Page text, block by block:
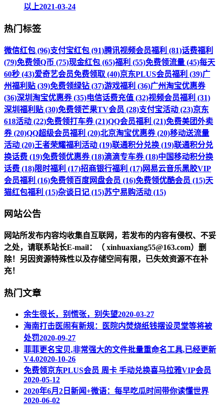
以上2021-03-24
热门标签
微信红包 (96)支付宝红包 (91)腾讯视频会员福利 (81)话费福利
(79)免费领Q币 (75)现金红包 (65)福利 (55)免费领流量 (45)每天
60秒 (43)爱奇艺会员免费领取 (40)京东PLUS会员福利 (39)广
州福利贴 (39)免费领绿钻 (37)游戏福利 (36)广州淘宝优惠券
(36)深圳淘宝优惠券 (35)电信话费充值 (32)视频会员福利 (31)
深圳福利贴 (30)免费领芒果TV会员 (28)支付宝活动 (23)京东
618活动 (22)免费领打车券 (21)QQ会员福利 (21)免费美团外卖
券 (20)QQ超级会员福利 (20)北京淘宝优惠券 (20)移动送流量
活动 (20)王者荣耀福利活动 (19)联通积分兑换 (19)联通积分兑
换话费 (19)免费领优惠券 (18)滴滴专车券 (18)中国移动积分换
话费 (18)限时福利 (17)招商银行福利 (17)网易云音乐黑胶VIP
会员福利 (16)免费领百度网盘会员 (16)免费领优酷会员 (15)天
猫红包福利 (15)杂谈日记 (15)苏宁易购活动 (15)
网站公告
网站所发布内容均收集自互联网，若发布的内容有侵权、不妥
之处，请联系站长E-mail：（ xinhuaxiang55@163.com）删
除！另因资源特殊性以及存储空间有限，已失效资源不在补
充！
热门文章
余生很长，别慌张，别失望2020-03-27
海南打击医闹有新规：医院内焚烧纸钱摆设灵堂等将被
处罚2020-09-27
菲菲更名宝贝,非常强大的文件批量重命名工具,已经更新
V4.02020-10-26
免费领京东PLUS会员 周卡 手动兑换喜马拉雅VIP会员
2020-05-12
2020年6月2日新闻+微语：每早吃瓜时间带你读懂世界
2020-06-02